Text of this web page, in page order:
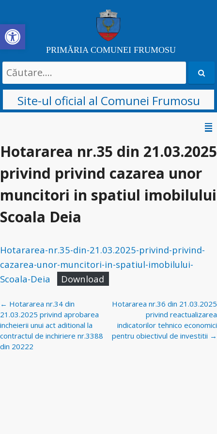
Deschide bara de unelte
PRIMĂRIA COMUNEI FRUMOSU
Search
for:
Site-ul oficial al Comunei Frumosu
conținut
Hotararea nr.35 din 21.03.2025
privind privind cazarea unor
muncitori in spatiul imobilului
Scoala Deia
Hotararea-nr.35-din-21.03.2025-privind-privind-
cazarea-unor-muncitori-in-spatiul-imobilului-
Scoala-Deia
Download
Navigare
postări
← Hotararea nr.34 din
21.03.2025 privind aprobarea
incheierii unui act aditional la
contractul de inchiriere nr.3388
din 20222
Hotararea nr.36 din 21.03.2025
privind reactualizarea
indicatorilor tehnico economici
pentru obiectivul de investitii →